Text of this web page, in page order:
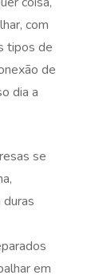
com
tipos de
de
dia a
se
em